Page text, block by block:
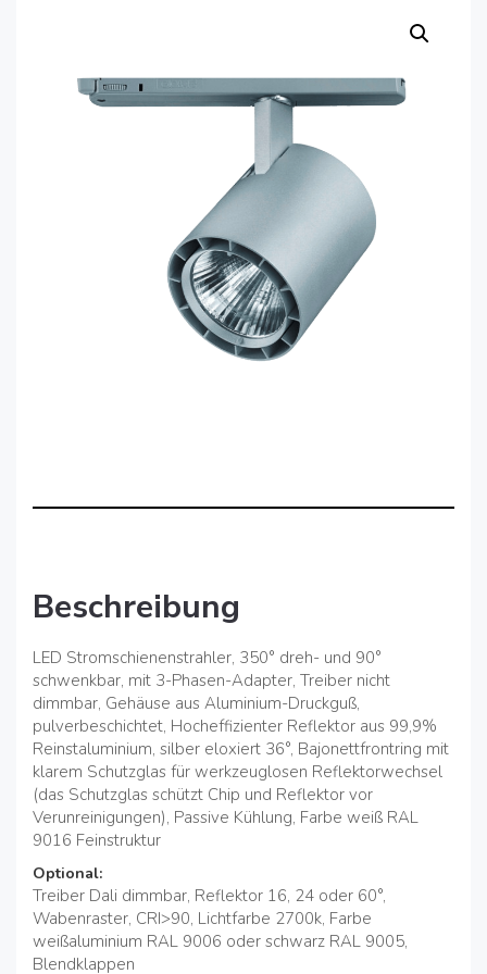
Beschreibung
LED Stromschienenstrahler, 350° dreh- und 90°
schwenkbar, mit 3-Phasen-Adapter, Treiber nicht
dimmbar, Gehäuse aus Aluminium-Druckguß,
pulverbeschichtet, Hocheffizienter Reflektor aus 99,9%
Reinstaluminium, silber eloxiert 36°, Bajonettfrontring mit
klarem Schutzglas für werkzeuglosen Reflektorwechsel
(das Schutzglas schützt Chip und Reflektor vor
Verunreinigungen), Passive Kühlung, Farbe weiß RAL
9016 Feinstruktur
Optional:
Treiber Dali dimmbar, Reflektor 16, 24 oder 60°,
Wabenraster, CRI>90, Lichtfarbe 2700k, Farbe
weißaluminium RAL 9006 oder schwarz RAL 9005,
Blendklappen